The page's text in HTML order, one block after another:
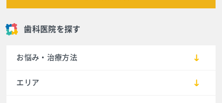
歯科医院を探す
お悩み・治療方法
エリア